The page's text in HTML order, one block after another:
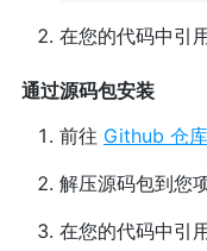
在您的代码中引
通过源码包安装
前往 Github 仓库
解压源码包到您
在您的代码中引